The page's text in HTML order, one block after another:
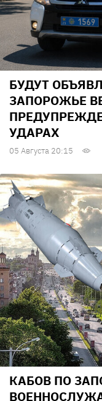
БУДУТ
ЗАПОРОЖЬЕ
УДАРАХ
05 Августа 20:15
КАБОВ ПО